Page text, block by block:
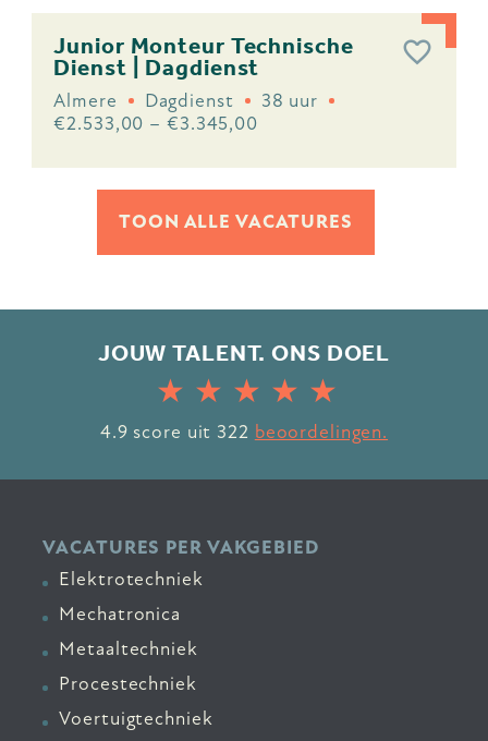
Junior Monteur Technische
Dienst | Dagdienst
Almere Dagdienst
38 uur
€2.533,00 – €3.345,00
TOON ALLE VACATURES
JOUW TALENT. ONS DOEL
4.9 score uit 322 beoordelingen.
VACATURES PER VAKGEBIED
Elektrotechniek
Mechatronica
Metaaltechniek
Procestechniek
Voertuigtechniek